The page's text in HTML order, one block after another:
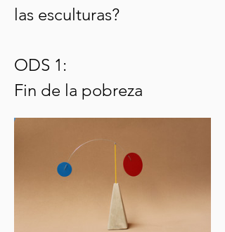
las esculturas?
ODS 1:
Fin de la pobreza